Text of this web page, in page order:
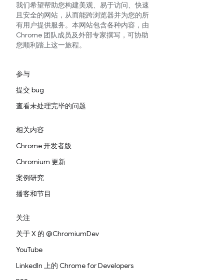
我们希望帮助您构建美观、易于访问、快速
且安全的网站，从而能跨浏览器并为您的所
有用户提供服务。本网站包含各种内容，由
Chrome 团队成员及外部专家撰写，可协助
您顺利踏上这一旅程。
参与
提交 bug
查看未处理完毕的问题
相关内容
Chrome 开发者版
Chromium 更新
案例研究
播客和节目
关注
关于 X 的 @ChromiumDev
YouTube
LinkedIn 上的 Chrome for Developers